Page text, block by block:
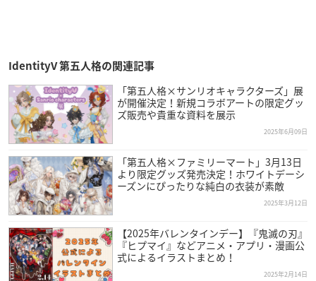
IdentityV 第五人格の関連記事
「第五人格×サンリオキャラクターズ」展
が開催決定！新規コラボアートの限定グッ
ズ販売や貴重な資料を展示
2025年6月09日
「第五人格×ファミリーマート」3月13日
より限定グッズ発売決定！ホワイトデーシ
ーズンにぴったりな純白の衣装が素敵
2025年3月12日
【2025年バレンタインデー】『鬼滅の刃』
『ヒプマイ』などアニメ・アプリ・漫画公
式によるイラストまとめ！
2025年2月14日